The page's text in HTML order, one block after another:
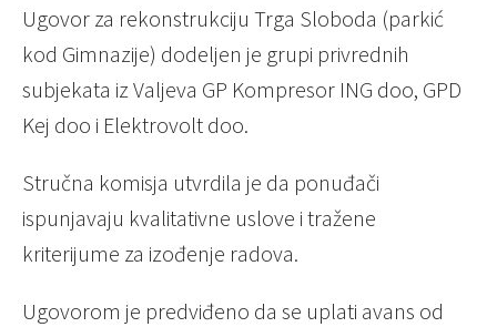
Ugovor za rekonstrukciju Trga Sloboda (parkić
kod Gimnazije) dodeljen je grupi privrednih
subjekata iz Valjeva GP Kompresor ING doo, GPD
Kej doo i Elektrovolt doo.
Stručna komisja utvrdila je da ponuđači
ispunjavaju kvalitativne uslove i tražene
kriterijume za izođenje radova.
Ugovorom je predviđeno da se uplati avans od